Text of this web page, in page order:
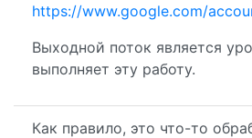
https://www.google.com/
Выходной поток является
выполняет эту работу.
Как правило, это что-то